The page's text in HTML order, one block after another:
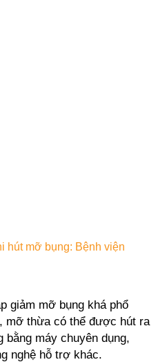
hút mỡ bụng: Bệnh viện
giảm mỡ bụng khá phổ
mỡ thừa có thể được hút ra
bằng máy chuyên dụng,
nghệ hỗ trợ khác.